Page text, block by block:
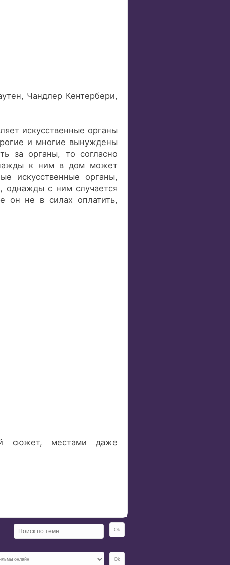
Чандлер Кентербери,
искусственные органы
и многие вынуждены
за органы, то согласно
к ним в дом может
искусственные органы,
однажды с ним случается
он не в силах оплатить,
сюжет, местами даже